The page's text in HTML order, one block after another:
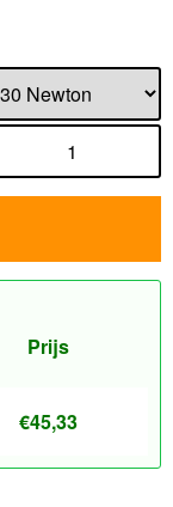
Prijs
€45,33